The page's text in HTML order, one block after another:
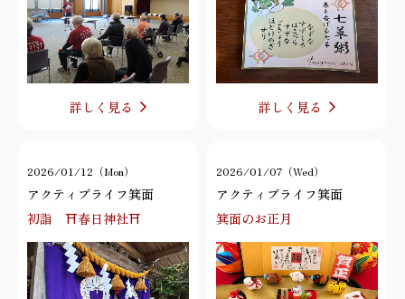
詳しく見る 詳しく見る
2026/01/12（Mon）
アクティブライフ箕面
初詣 ⛩春日神社⛩
2026/01/07（Wed）
アクティブライフ箕面
箕面のお正月